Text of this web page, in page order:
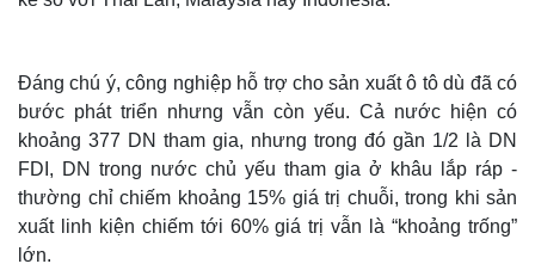
Đáng chú ý, công nghiệp hỗ trợ cho sản xuất ô tô dù đã có
bước phát triển nhưng vẫn còn yếu. Cả nước hiện có
khoảng 377 DN tham gia, nhưng trong đó gần 1/2 là DN
FDI, DN trong nước chủ yếu tham gia ở khâu lắp ráp -
thường chỉ chiếm khoảng 15% giá trị chuỗi, trong khi sản
xuất linh kiện chiếm tới 60% giá trị vẫn là “khoảng trống”
lớn.